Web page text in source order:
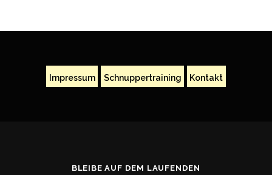
Impressum Schnuppertraining Kontakt
BLEIBE AUF DEM LAUFENDEN